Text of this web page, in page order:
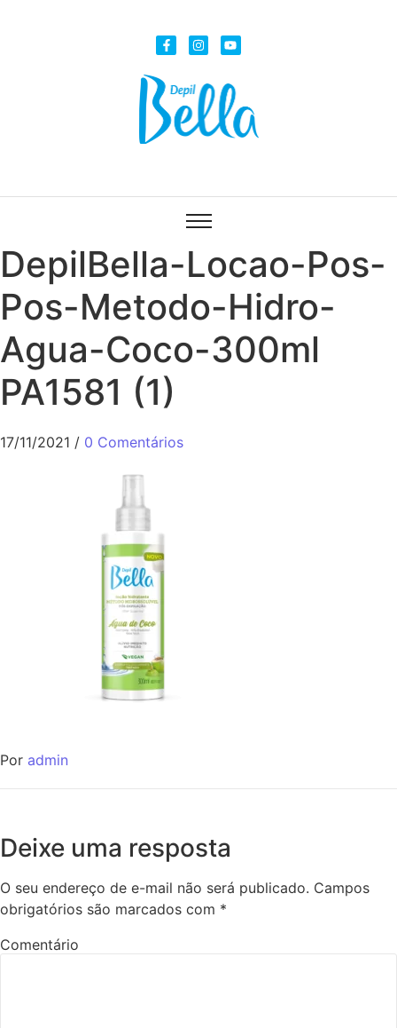
DepilBella-Locao-Pos-
Pos-Metodo-Hidro-
Agua-Coco-300ml
PA1581 (1)
17/11/2021 / 0 Comentários
Por admin
Deixe uma resposta
O seu endereço de e-mail não será publicado. Campos
obrigatórios são marcados com *
Comentário